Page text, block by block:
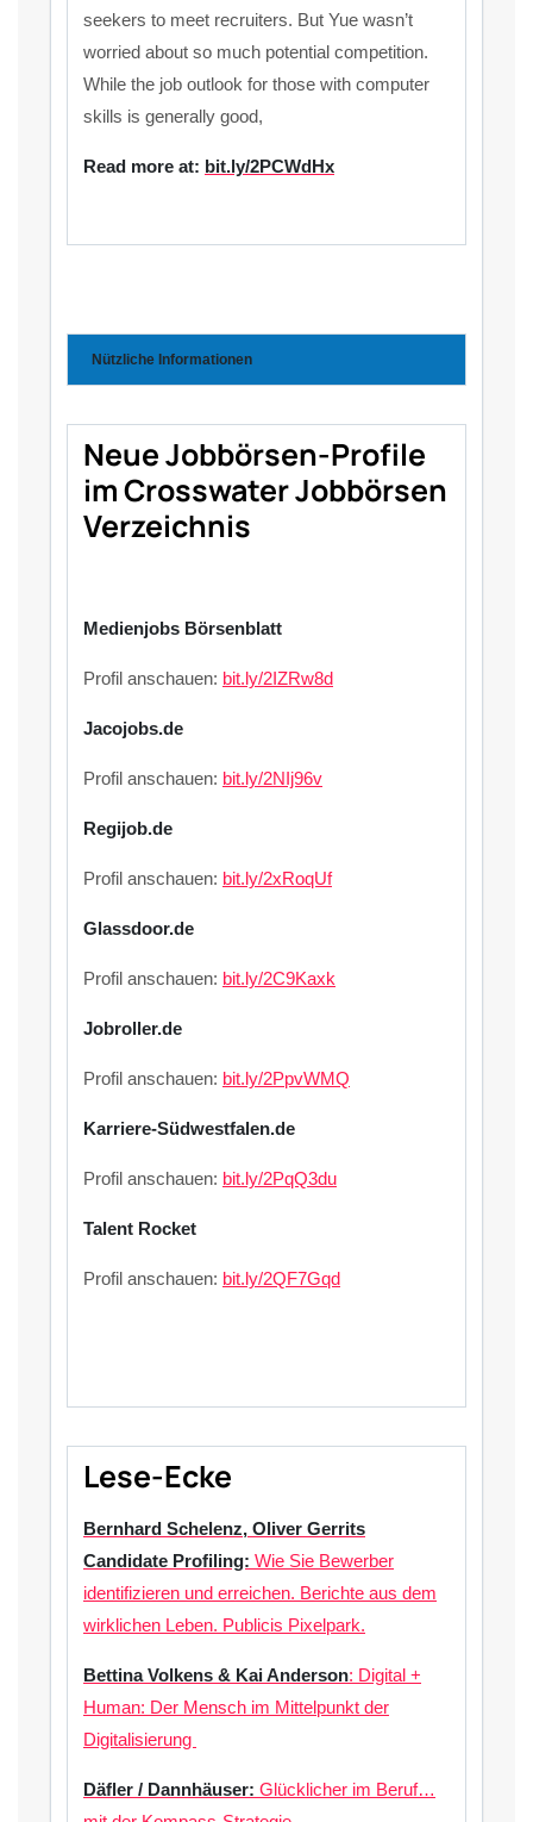
seekers to meet recruiters. But Yue wasn’t
worried about so much potential competition.
While the job outlook for those with computer
skills is generally good,
Read more at: bit.ly/2PCWdHx
Nützliche Informationen
Neue Jobbörsen-Profile
im Crosswater Jobbörsen
Verzeichnis
Medienjobs Börsenblatt
Profil anschauen: bit.ly/2IZRw8d
Jacojobs.de
Profil anschauen: bit.ly/2NIj96v
Regijob.de
Profil anschauen: bit.ly/2xRoqUf
Glassdoor.de
Profil anschauen: bit.ly/2C9Kaxk
Jobroller.de
Profil anschauen: bit.ly/2PpvWMQ
Karriere-Südwestfalen.de
Profil anschauen: bit.ly/2PqQ3du
Talent Rocket
Profil anschauen: bit.ly/2QF7Gqd
Lese-Ecke
Bernhard Schelenz, Oliver Gerrits
Candidate Profiling: Wie Sie Bewerber
identifizieren und erreichen. Berichte aus dem
wirklichen Leben. Publicis Pixelpark.
Bettina Volkens & Kai Anderson: Digital +
Human: Der Mensch im Mittelpunkt der
Digitalisierung
Däfler / Dannhäuser: Glücklicher im Beruf…